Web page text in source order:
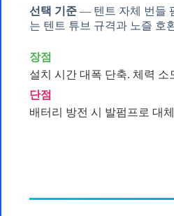
선택 기준 — 텐트 자체 번들
는 텐트 튜브 규격과 노즐 호
장점
설치 시간 대폭 단축. 체력
단점
배터리 방전 시 발펌프로 대